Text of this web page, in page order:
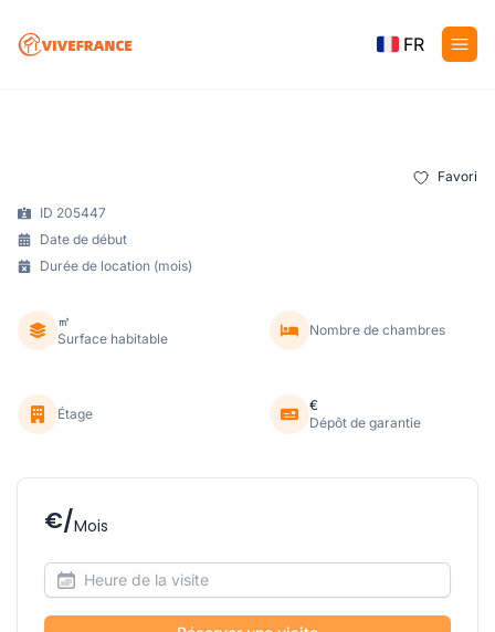
FR
Favori
ID 205447
Date de début
Durée de location (mois)
㎡
Surface habitable
Nombre de chambres
Étage
€
Dépôt de garantie
€/Mois